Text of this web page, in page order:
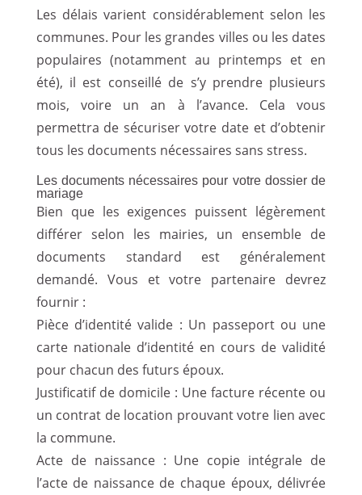
Les délais varient considérablement selon les
communes. Pour les grandes villes ou les dates
populaires (notamment au printemps et en
été), il est conseillé de s’y prendre plusieurs
mois, voire un an à l’avance. Cela vous
permettra de sécuriser votre date et d’obtenir
tous les documents nécessaires sans stress.
Les documents nécessaires pour votre dossier de
mariage
Bien que les exigences puissent légèrement
différer selon les mairies, un ensemble de
documents standard est généralement
demandé. Vous et votre partenaire devrez
fournir :
Pièce d’identité valide : Un passeport ou une
carte nationale d’identité en cours de validité
pour chacun des futurs époux.
Justificatif de domicile : Une facture récente ou
un contrat de location prouvant votre lien avec
la commune.
Acte de naissance : Une copie intégrale de
l’acte de naissance de chaque époux, délivrée